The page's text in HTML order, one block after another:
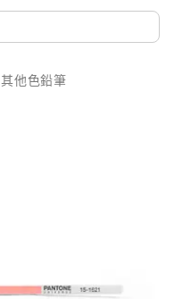
其他色鉛筆